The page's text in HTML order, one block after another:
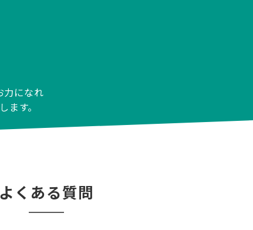
力になれ
す。
よくある質問